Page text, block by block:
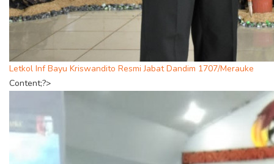
Letkol Inf Bayu Kriswandito Resmi Jabat Dandim 1707/Merauke
Content;?>